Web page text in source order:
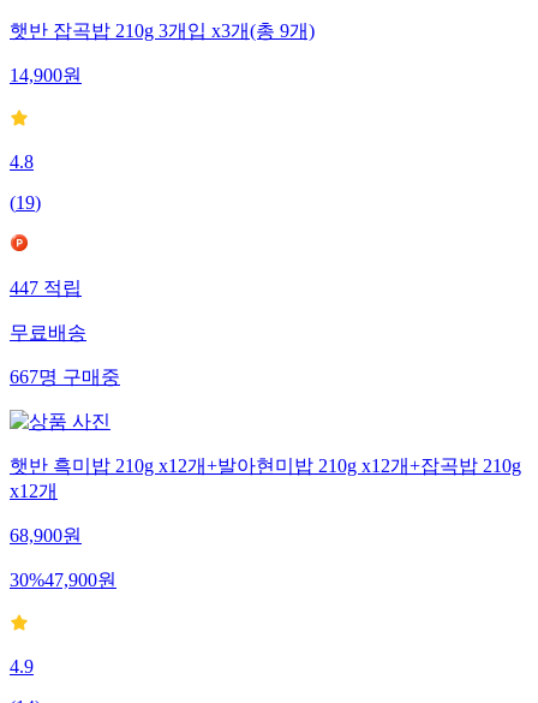
햇반 잡곡밥 210g 3개입 x3개(총 9개)
14,900원
4.8
(19)
447적립
무료배송
667명구매중
햇반 흑미밥 210g x12개+발아현미밥 210g x12개+잡곡밥 210g
x12개
68,900원
30%47,900원
4.9